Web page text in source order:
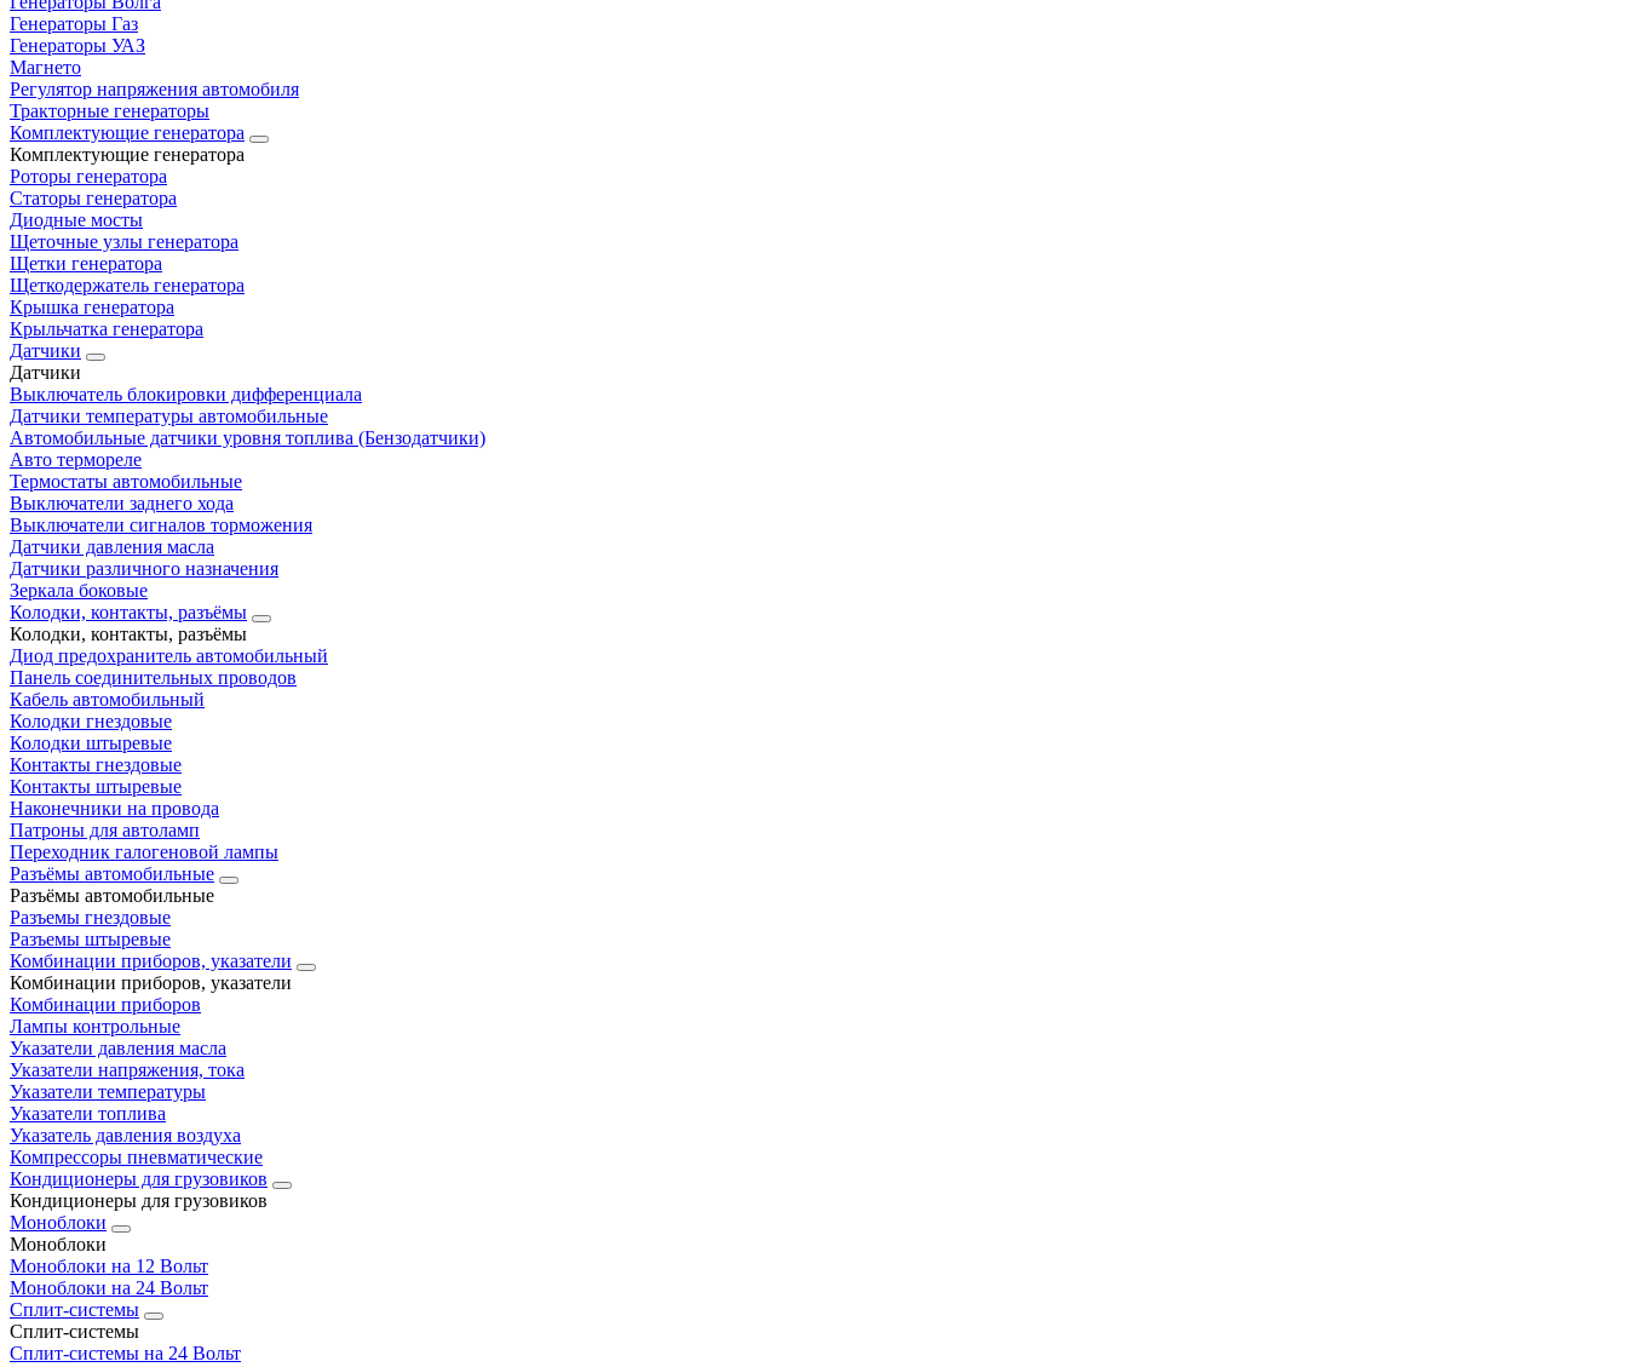
Генераторы Газ
Генераторы УАЗ
Магнето
Регулятор напряжения автомобиля
Тракторные генераторы
Комплектующие генератора
Комплектующие генератора
Роторы генератора
Статоры генератора
Диодные мосты
Щеточные узлы генератора
Щетки генератора
Щеткодержатель генератора
Крышка генератора
Крыльчатка генератора
Датчики
Датчики
Выключатель блокировки дифференциала
Датчики температуры автомобильные
Автомобильные датчики уровня топлива (Бензодатчики)
Авто термореле
Термостаты автомобильные
Выключатели заднего хода
Выключатели сигналов торможения
Датчики давления масла
Датчики различного назначения
Зеркала боковые
Колодки, контакты, разъёмы
Колодки, контакты, разъёмы
Диод предохранитель автомобильный
Панель соединительных проводов
Кабель автомобильный
Колодки гнездовые
Колодки штыревые
Контакты гнездовые
Контакты штыревые
Наконечники на провода
Патроны для автоламп
Переходник галогеновой лампы
Разъёмы автомобильные
Разъёмы автомобильные
Разъемы гнездовые
Разъемы штыревые
Комбинации приборов, указатели
Комбинации приборов, указатели
Комбинации приборов
Лампы контрольные
Указатели давления масла
Указатели напряжения, тока
Указатели температуры
Указатели топлива
Указатель давления воздуха
Компрессоры пневматические
Кондиционеры для грузовиков
Кондиционеры для грузовиков
Моноблоки
Моноблоки
Моноблоки на 12 Вольт
Моноблоки на 24 Вольт
Сплит-системы
Сплит-системы
Сплит‑системы на 24 Вольт